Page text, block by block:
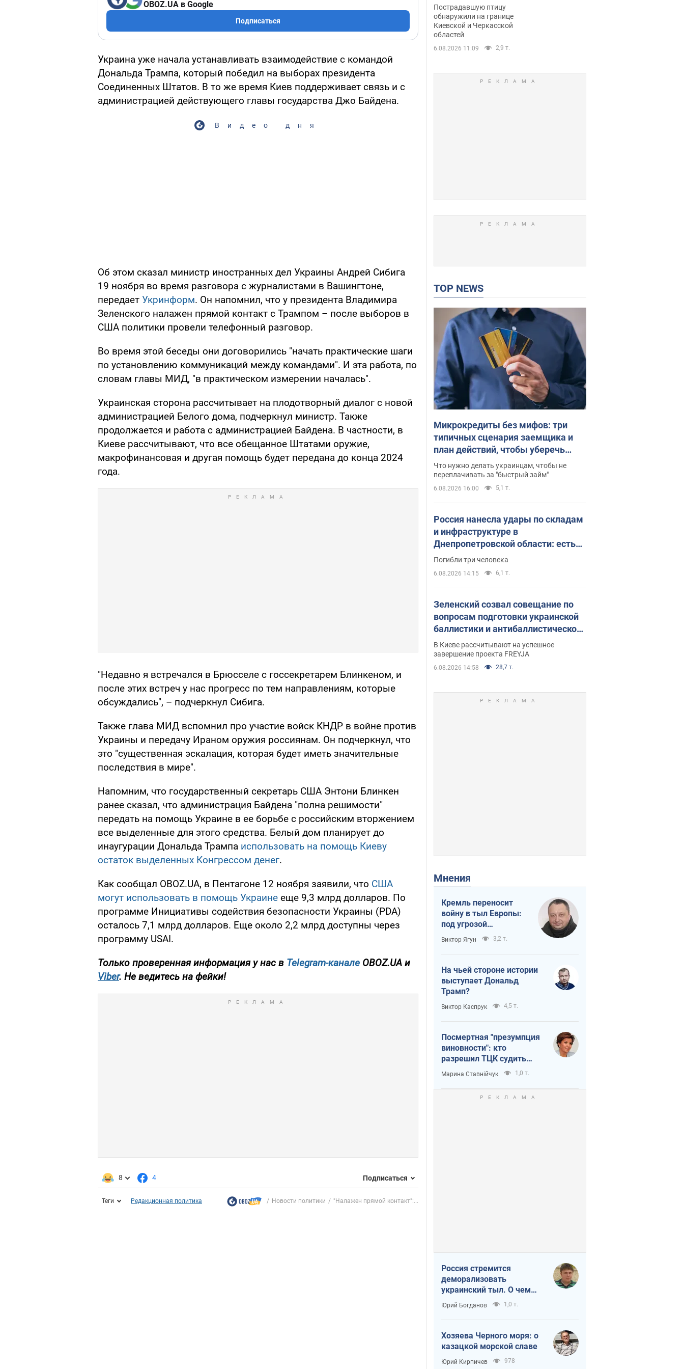
OBOZ.UA в Google
Подписаться
Украина уже начала устанавливать взаимодействие с командой
Дональда Трампа, который победил на выборах президента
Соединенных Штатов. В то же время Киев поддерживает связь и с
администрацией действующего главы государства Джо Байдена.
Видео дня
Об этом сказал министр иностранных дел Украины Андрей Сибига
19 ноября во время разговора с журналистами в Вашингтоне,
передает Укринформ. Он напомнил, что у президента Владимира
Зеленского налажен прямой контакт с Трампом – после выборов в
США политики провели телефонный разговор.
Во время этой беседы они договорились "начать практические шаги
по установлению коммуникаций между командами". И эта работа, по
словам главы МИД, "в практическом измерении началась".
Украинская сторона рассчитывает на плодотворный диалог с новой
администрацией Белого дома, подчеркнул министр. Также
продолжается и работа с администрацией Байдена. В частности, в
Киеве рассчитывают, что все обещанное Штатами оружие,
макрофинансовая и другая помощь будет передана до конца 2024
года.
"Недавно я встречался в Брюсселе с госсекретарем Блинкеном, и
после этих встреч у нас прогресс по тем направлениям, которые
обсуждались", – подчеркнул Сибига.
Также глава МИД вспомнил про участие войск КНДР в войне против
Украины и передачу Ираном оружия россиянам. Он подчеркнул, что
это "существенная эскалация, которая будет иметь значительные
последствия в мире".
Напомним, что государственный секретарь США Энтони Блинкен
ранее сказал, что администрация Байдена "полна решимости"
передать на помощь Украине в ее борьбе с российским вторжением
все выделенные для этого средства. Белый дом планирует до
инаугурации Дональда Трампа использовать на помощь Киеву
остаток выделенных Конгрессом денег.
Как сообщал OBOZ.UA, в Пентагоне 12 ноября заявили, что США
могут использовать в помощь Украине еще 9,3 млрд долларов. По
программе Инициативы содействия безопасности Украины (PDA)
осталось 7,1 млрд долларов. Еще около 2,2 млрд доступны через
программу USAI.
Только проверенная информация у нас в Telegram-канале OBOZ.UA и
Viber. Не ведитесь на фейки!
8 4 Подписаться
Теги Редакционная политика Новости политики "Налажен прямой контакт":...
нетипичный маршрут.
Фото
Пострадавшую птицу
обнаружили на границе
Киевской и Черкасской
областей
6.08.2026 11:09 2,9 т.
TOP NEWS
Микрокредиты без мифов: три
типичных сценария заемщика и
план действий, чтобы уберечь
свои деньги
Что нужно делать украинцам, чтобы не
переплачивать за "быстрый займ"
6.08.2026 16:00 5,1 т.
Россия нанесла удары по складам
и инфраструктуре в
Днепропетровской области: есть
погибшие и раненые. Фото
Погибли три человека
6.08.2026 14:15 6,1 т.
Зеленский созвал совещание по
вопросам подготовки украинской
баллистики и антибаллистической
программы FREYJA: какие
решения готовятся
В Киеве рассчитывают на успешное
завершение проекта FREYJA
6.08.2026 14:58 28,7 т.
Мнения
Кремль переносит
войну в тыл Европы:
под угрозой
критическая
логистика
Виктор Ягун 3,2 т.
На чьей стороне истории
выступает Дональд
Трамп?
Виктор Каспрук 4,5 т.
Посмертная "презумпция
виновности": кто
разрешил ТЦК судить
погибших защитников
Марина Ставнійчук 1,0 т.
Россия стремится
деморализовать
украинский тыл. О чем
стоит себе напомнить
Юрий Богданов 1,0 т.
Хозяева Черного моря: о
казацкой морской славе
Юрий Кирпичев 978